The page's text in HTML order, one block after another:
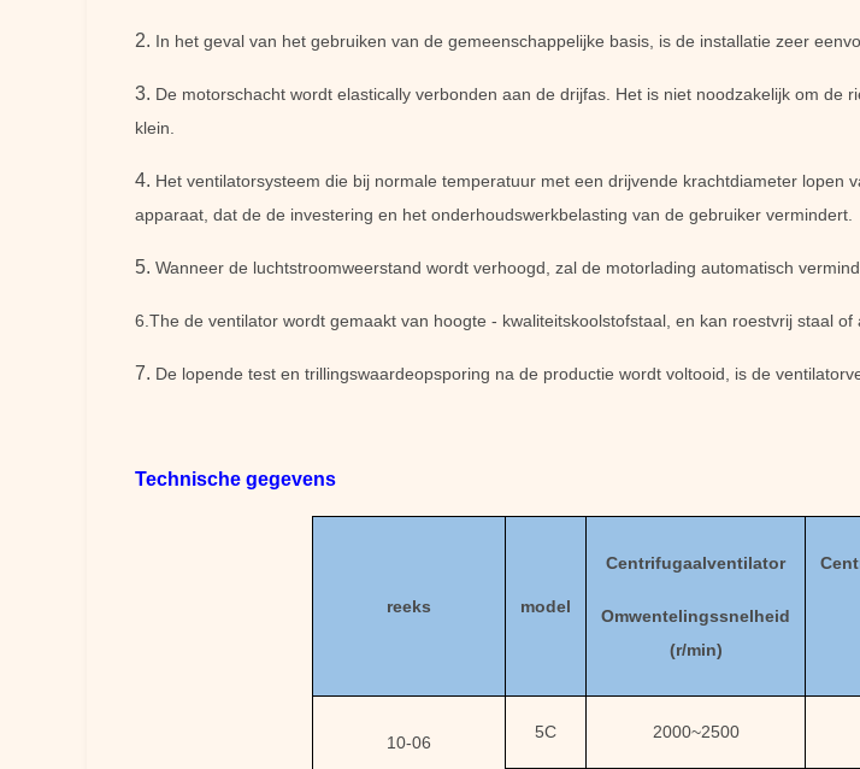
2. In het geval van het gebruiken van de gemeenschappelijke basis, is de installatie zeer
3. De motorschacht wordt elastically verbonden aan de drijfas. Het is niet noodzakelijk om
klein.
4. Het ventilatorsysteem die bij normale temperatuur met een drijvende krachtdiameter
apparaat, dat de de investering en het onderhoudswerkbelasting van de gebruiker vermindert.
5. Wanneer de luchtstroomweerstand wordt verhoogd, zal de motorlading automatisch
6.The de ventilator wordt gemaakt van hoogte - kwaliteitskoolstofstaal, en kan roestvrij staal
7. De lopende test en trillingswaardeopsporing na de productie wordt voltooid, is de
Technische gegevens
reeks model
Centrifugaalventilator
Omwentelingssnelheid
(r/min)
10-06
5C 2000~2500